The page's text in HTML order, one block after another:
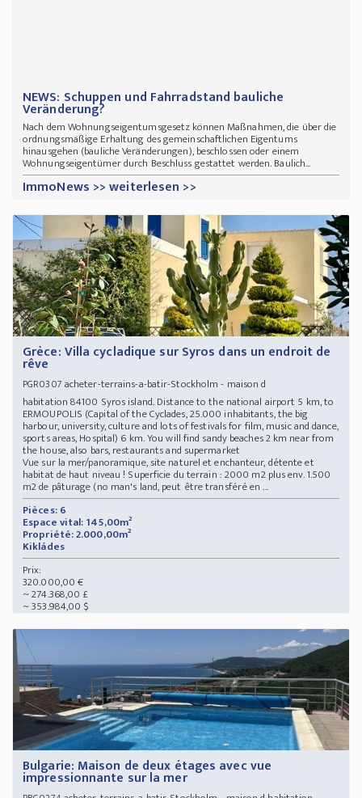
NEWS: Schuppen und Fahrradstand bauliche
Veränderung?
Nach dem Wohnungseigentumsgesetz können Maßnahmen, die über die
ordnungsmäßige Erhaltung des gemeinschaftlichen Eigentums
hinausgehen (bauliche Veränderungen), beschlossen oder einem
Wohnungseigentümer durch Beschluss gestattet werden. Baulich...
ImmoNews >> weiterlesen >>
Grèce: Villa cycladique sur Syros dans un endroit de
rêve
PGR0307 acheter-terrains-a-batir-Stockholm - maison d
habitation 84100 Syros island. Distance to the national airport 5 km, to
ERMOUPOLIS (Capital of the Cyclades, 25.000 inhabitants, the big
harbour, university, culture and lots of festivals for film, music and dance,
sports areas, Hospital) 6 km. You will find sandy beaches 2 km near from
the house, also bars, restaurants and supermarket
Vue sur la mer/panoramique, site naturel et enchanteur, détente et
habitat de haut niveau ! Superficie du terrain : 2000 m2 plus env. 1.500
m2 de pâturage (no man's land, peut être transféré en ...
Pièces: 6
Espace vital: 145,00m²
Propriété: 2.000,00m²
Kikládes
Prix:
320.000,00 €
~ 274.368,00 £
~ 353.984,00 $
Bulgarie: Maison de deux étages avec vue
impressionnante sur la mer